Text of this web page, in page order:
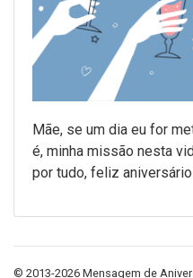
Mãe, se um dia eu for
é, minha missão nesta
por tudo, feliz
© 2013-2026 Mensagem de